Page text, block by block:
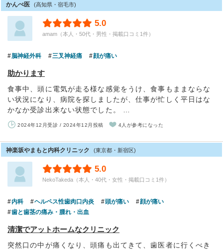
かんぺ医 (高知県・宿毛市)
5.0
amam（本人・50代・男性・掲載口コミ1件）
脳神経外科 三叉神経痛 顔が痛い
助かります
食事中、頭に電気が走る様な感覚をうけ、食事もままならな
い状況になり、病院を探しましたが、仕事が忙しく平日はな
かなか受診出来ない状態でした。 …
2024年12月受診 / 2024年12月投稿 4人が参考になった
神楽坂やまもと内科クリニック (東京都・新宿区)
5.0
NekoTakeda（本人・40代・女性・掲載口コミ1件）
内科 ヘルペス性歯肉口内炎 頭が痛い
顔が痛い
歯と歯茎の痛み・腫れ・出血
清潔でアットホームなクリニック
突然口の中が痛くなり、頭痛も出てきて、歯医者に行くべき